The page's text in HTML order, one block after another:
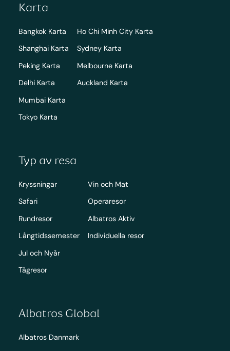
Karta
Bangkok Karta
Shanghai Karta
Peking Karta
Delhi Karta
Mumbai Karta
Tokyo Karta
Ho Chi Minh City Karta
Sydney Karta
Melbourne Karta
Auckland Karta
Typ av resa
Kryssningar
Safari
Rundresor
Långtidssemester
Jul och Nyår
Tågresor
Vin och Mat
Operaresor
Albatros Aktiv
Individuella resor
Albatros Global
Albatros Danmark